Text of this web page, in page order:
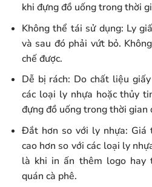
khi đựng đồ uống trong thời
Không thể tái sử dụng: Ly
và sau đó phải vứt bỏ.
chế được.
Dễ bị rách: Do chất liệu
các loại ly nhựa hoặc thủy
đựng đồ uống trong thời gian
Đắt hơn so với ly nhựa: Giá
cao hơn so với các loại ly
là khi in ấn thêm logo hay
quán cà phê.